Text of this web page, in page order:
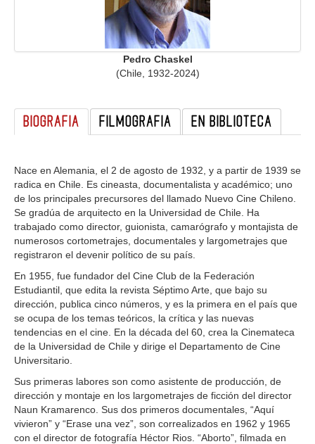
Pedro Chaskel
(Chile, 1932-2024)
BIOGRAFIA FILMOGRAFIA EN BIBLIOTECA
Nace en Alemania, el 2 de agosto de 1932, y a partir de 1939 se
radica en Chile. Es cineasta, documentalista y académico; uno
de los principales precursores del llamado Nuevo Cine Chileno.
Se gradúa de arquitecto en la Universidad de Chile. Ha
trabajado como director, guionista, camarógrafo y montajista de
numerosos cortometrajes, documentales y largometrajes que
registraron el devenir político de su país.
En 1955, fue fundador del Cine Club de la Federación
Estudiantil, que edita la revista Séptimo Arte, que bajo su
dirección, publica cinco números, y es la primera en el país que
se ocupa de los temas teóricos, la crítica y las nuevas
tendencias en el cine. En la década del 60, crea la Cinemateca
de la Universidad de Chile y dirige el Departamento de Cine
Universitario.
Sus primeras labores son como asistente de producción, de
dirección y montaje en los largometrajes de ficción del director
Naun Kramarenco. Sus dos primeros documentales, “Aquí
vivieron” y “Erase una vez”, son correalizados en 1962 y 1965
con el director de fotografía Héctor Rios. “Aborto”, filmada en